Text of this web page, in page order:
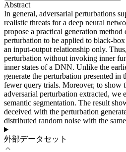
Abstract
In general, adversarial perturbations
realistic threats for a deep neural
propose a practical generation method
perturbation to be applied to black-box
an input-output relationship only.
perturbation without invoking inner
inner states of a DNN. Unlike the
generate the perturbation presented in
fewer query trials. Moreover, to show
adversarial perturbation extracted,
semantic segmentation. The result
deceived with the perturbation
distributed random noise with the
外部データセット